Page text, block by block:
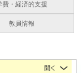
費・経済的支援
教員情報